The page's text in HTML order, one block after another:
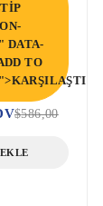
DATA-
TO
$586,00